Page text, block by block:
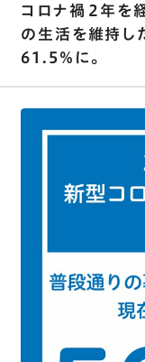
コロナ禍２年を
の生活を維持
61.5％に。